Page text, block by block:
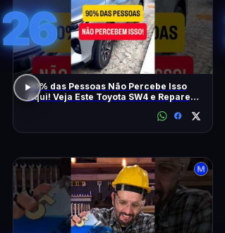
26
90% das Pessoas Não Percebe Isso
Aqui! Veja Este Toyota SW4 e Repare